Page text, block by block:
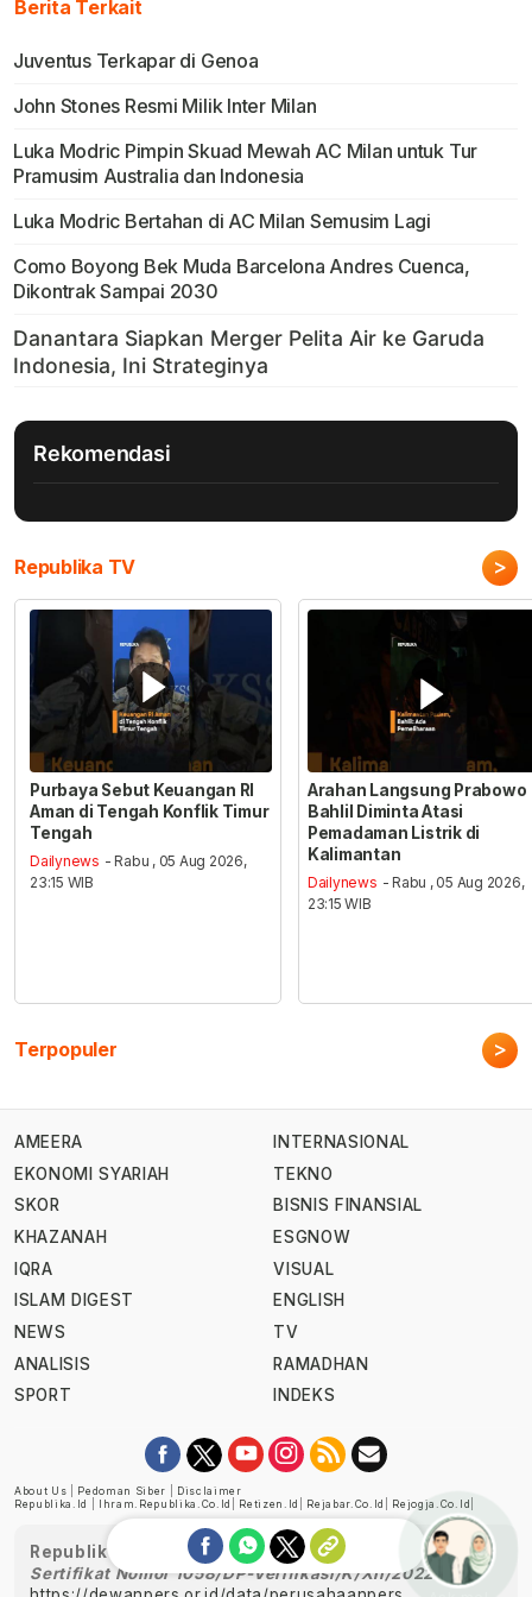
Berita Terkait
Juventus Terkapar di Genoa
John Stones Resmi Milik Inter Milan
Luka Modric Pimpin Skuad Mewah AC Milan untuk Tur
Pramusim Australia dan Indonesia
Luka Modric Bertahan di AC Milan Semusim Lagi
Como Boyong Bek Muda Barcelona Andres Cuenca,
Dikontrak Sampai 2030
Rekomendasi
Republika TV >
Purbaya Sebut Keuangan RI
Aman di Tengah Konflik Timur
Tengah
Dailynews - Rabu , 05 Aug 2026,
23:15 WIB
Arahan Langsung Prabowo
Bahlil Diminta Atasi
Pemadaman Listrik di
Kalimantan
Dailynews - Rabu , 05 Aug 2026,
23:15 WIB
Terpopuler >
AMEERA
EKONOMI SYARIAH
SKOR
KHAZANAH
IQRA
ISLAM DIGEST
NEWS
ANALISIS
SPORT
INTERNASIONAL
TEKNO
BISNIS FINANSIAL
ESGNOW
VISUAL
ENGLISH
TV
RAMADHAN
INDEKS
About Us Pedoman Siber
Disclaimer
Republika.id
Ihram.republika.co.id Retizen.id Rejabar.co.id Rejogja.co.id
Republika telah diverifikasi oleh Dewan Pers
Sertifikat Nomor 1058/DP-Verifikasi/K/XII/2022